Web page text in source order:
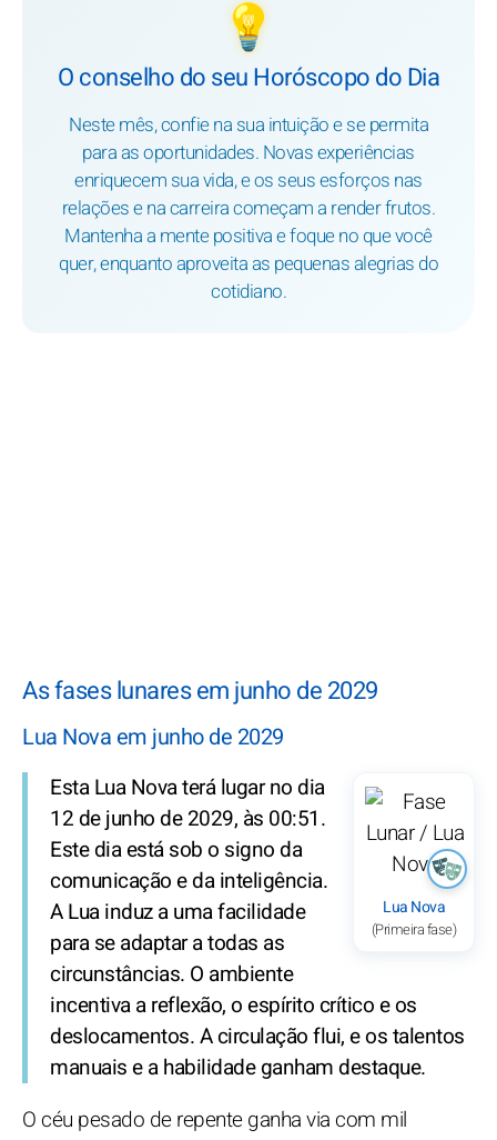
💡
O conselho do seu Horóscopo do Dia
Neste mês, confie na sua intuição e se permita
para as oportunidades. Novas experiências
enriquecem sua vida, e os seus esforços nas
relações e na carreira começam a render frutos.
Mantenha a mente positiva e foque no que você
quer, enquanto aproveita as pequenas alegrias do
cotidiano.
As fases lunares em junho de 2029
Lua Nova em junho de 2029
Lua Nova
(Primeira fase)
Esta Lua Nova terá lugar no dia
12 de junho de 2029, às 00:51.
Este dia está sob o signo da
comunicação e da inteligência.
A Lua induz a uma facilidade
para se adaptar a todas as
circunstâncias. O ambiente
incentiva a reflexão, o espírito crítico e os
deslocamentos. A circulação flui, e os talentos
manuais e a habilidade ganham destaque.
O céu pesado de repente ganha via com mil